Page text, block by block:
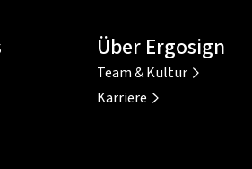
Über Ergosign
Team & Kultur
Karriere